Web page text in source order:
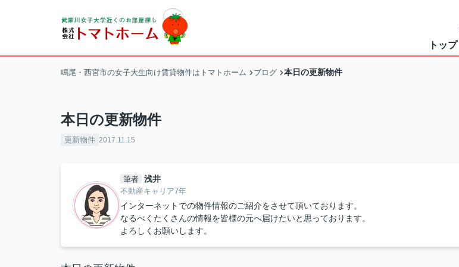
トップ
鳴尾・西宮市の女子大生向け賃貸物件はトマトホーム ブログ 本日の更新物件
本日の更新物件
更新物件 2017.11.15
筆者 浅井
不動産キャリア7年
インターネットでの物件情報のご紹介をさせて頂いております。
なるべくたくさんの情報を皆様の元へ届けたいと思っております。
よろしくお願いします。